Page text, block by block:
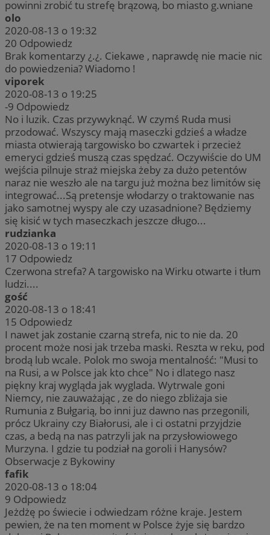
powinni zrobić tu strefę brązową, bo miasto g.wniane
olo
2020-08-13 o 19:32
20 Odpowiedz
Brak komentarzy ¿.¿. Ciekawe , naprawdę nie macie nic
do powiedzenia? Wiadomo !
viporek
2020-08-13 o 19:25
-9 Odpowiedz
No i luzik. Czas przywyknąć. W czymś Ruda musi
przodować. Wszyscy mają maseczki gdzieś a władze
miasta otwierają targowisko bo czwartek i przecież
emeryci gdzieś muszą czas spędzać. Oczywiście do UM
wejścia pilnuje straż miejska żeby za dużo petentów
naraz nie weszło ale na targu już można bez limitów się
integrować...Są pretensje włodarzy o traktowanie nas
jako samotnej wyspy ale czy uzasadnione? Będziemy
się kisić w tych maseczkach jeszcze długo...
rudzianka
2020-08-13 o 19:11
17 Odpowiedz
Czerwona strefa? A targowisko na Wirku otwarte i tłum
ludzi....
gość
2020-08-13 o 18:41
15 Odpowiedz
I nawet jak zostanie czarną strefa, nic to nie da. 20
procent może nosi jak trzeba maski. Reszta w reku, pod
brodą lub wcale. Polok mo swoja mentalność: "Musi to
na Rusi, a w Polsce jak kto chce" No i dlatego nasz
piękny kraj wygląda jak wyglada. Wytrwale goni
Niemcy, nie zauważając , ze do niego zbliżaja sie
Rumunia z Bułgarią, bo inni juz dawno nas przegonili,
prócz Ukrainy czy Białorusi, ale i ci ostatni przyjdzie
czas, a bedą na nas patrzyli jak na przysłowiowego
Murzyna. I gdzie tu podział na goroli i Hanysów?
Obserwacje z Bykowiny
fafik
2020-08-13 o 18:04
9 Odpowiedz
Jeżdżę po świecie i odwiedzam różne kraje. Jestem
pewien, że na ten moment w Polsce żyje się bardzo